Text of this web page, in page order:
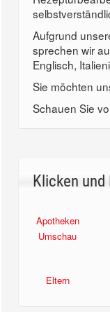
Aufgrund
sprechen wir
Englisch,
Sie möchten
Schauen Sie
Klicken und
Apotheken
Umschau
Eltern